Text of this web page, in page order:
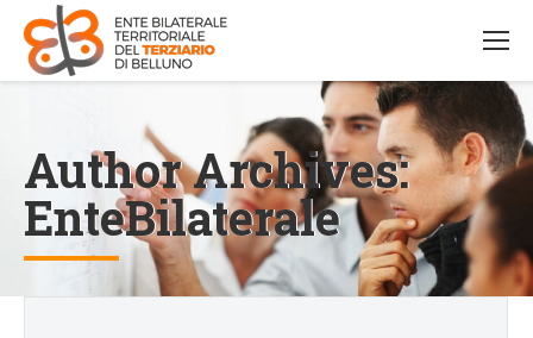
Author Archives:
EnteBilaterale